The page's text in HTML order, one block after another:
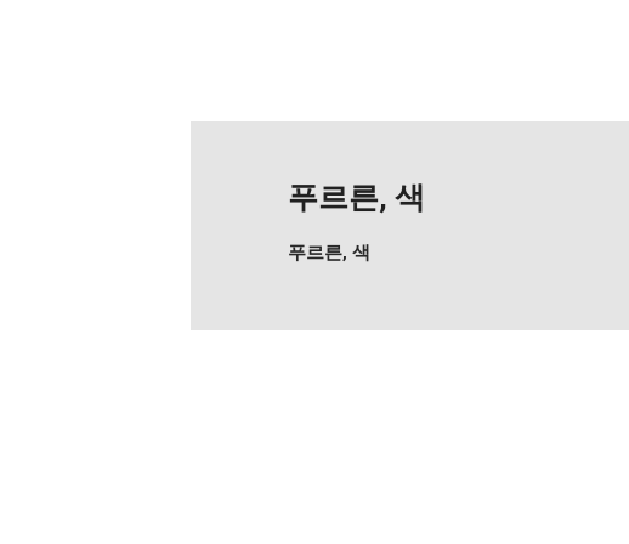
푸르른, 색
푸르른, 색